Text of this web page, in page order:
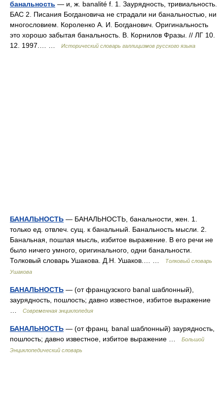
банальность — и, ж. banalité f. 1. Заурядность, тривиальность.
БАС 2. Писания Богдановича не страдали ни банальностью, ни
многословием. Короленко А. И. Богданович. Оригинальность
это хорошо забытая банальность. В. Корнилов Фразы. // ЛГ 10.
12. 1997.… …
Исторический словарь галлицизмов русского языка
БАНАЛЬНОСТЬ — БАНАЛЬНОСТЬ, банальности, жен. 1.
только ед. отвлеч. сущ. к банальный. Банальность мысли. 2.
Банальная, пошлая мысль, избитое выражение. В его речи не
было ничего умного, оригинального, одни банальности.
Толковый словарь Ушакова. Д.Н. Ушаков.… …
Толковый словарь
Ушакова
БАНАЛЬНОСТЬ — (от французского banal шаблонный),
заурядность, пошлость; давно известное, избитое выражение
Современная энциклопедия
БАНАЛЬНОСТЬ — (от франц. banal шаблонный) заурядность,
пошлость; давно известное, избитое выражение …
Большой
Энциклопедический словарь